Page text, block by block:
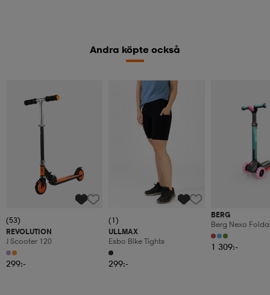
Andra köpte också
(53)
REVOLUTION
J Scooter 120
299:-
(1)
ULLMAX
Esbo Bike Tights
299:-
BERG
Berg Nexo
Led-Deck
1 309:-